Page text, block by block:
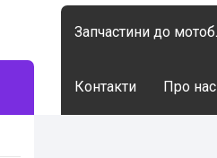
Запчастини до
Контакти Про нас